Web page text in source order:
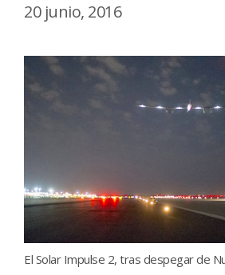
20 junio, 2016
El Solar Impulse 2, tras despegar de